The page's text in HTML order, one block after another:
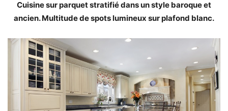
Cuisine sur parquet stratifié dans un style baroque et
ancien. Multitude de spots lumineux sur plafond blanc.